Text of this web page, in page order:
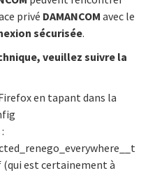
privé DAMANCOM avec le
sécurisée.
veuillez suivre la
en tapant dans la
est certainement à